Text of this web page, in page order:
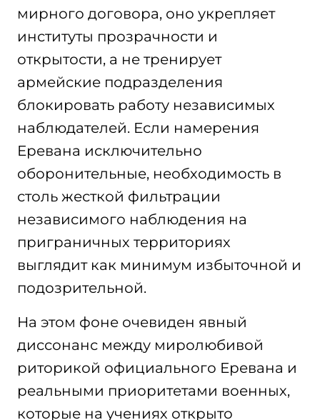
мирного договора, оно укрепляет
институты прозрачности и
открытости, а не тренирует
армейские подразделения
блокировать работу независимых
наблюдателей. Если намерения
Еревана исключительно
оборонительные, необходимость в
столь жесткой фильтрации
независимого наблюдения на
приграничных территориях
выглядит как минимум избыточной и
подозрительной.
На этом фоне очевиден явный
диссонанс между миролюбивой
риторикой официального Еревана и
реальными приоритетами военных,
которые на учениях открыто